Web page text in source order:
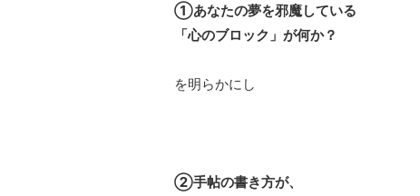
①あなたの夢を邪魔している
「心のブロック」が何か？
を明らかにし
②手帖の書き方が、